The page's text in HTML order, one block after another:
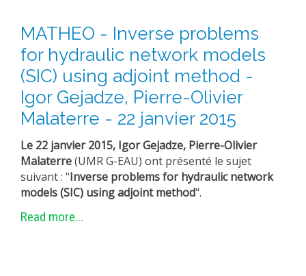
TRAINING COURSES
ENGINEERING
EDUCATION AND TRAINING
DOCTORAL TRAINING
THESES IN PROGRESS
MOOC
PRODUCTION
METHODS AND TOOLS
SOFTWARE
MATHEO - Inverse problems
for hydraulic network models
(SIC) using adjoint method -
Igor Gejadze, Pierre-Olivier
Malaterre - 22 janvier 2015
Le 22 janvier 2015, Igor Gejadze, Pierre-Olivier
Malaterre(UMR G-EAU) ont présenté le sujet
suivant : "Inverse problems for hydraulic network
models (SIC) using adjoint method".
Read more...